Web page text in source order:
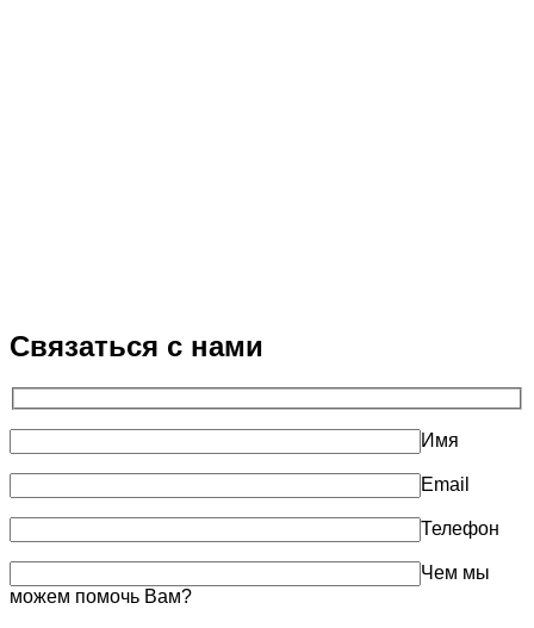
Связаться с нами
Имя
Email
Телефон
Чем мы
можем помочь Вам?